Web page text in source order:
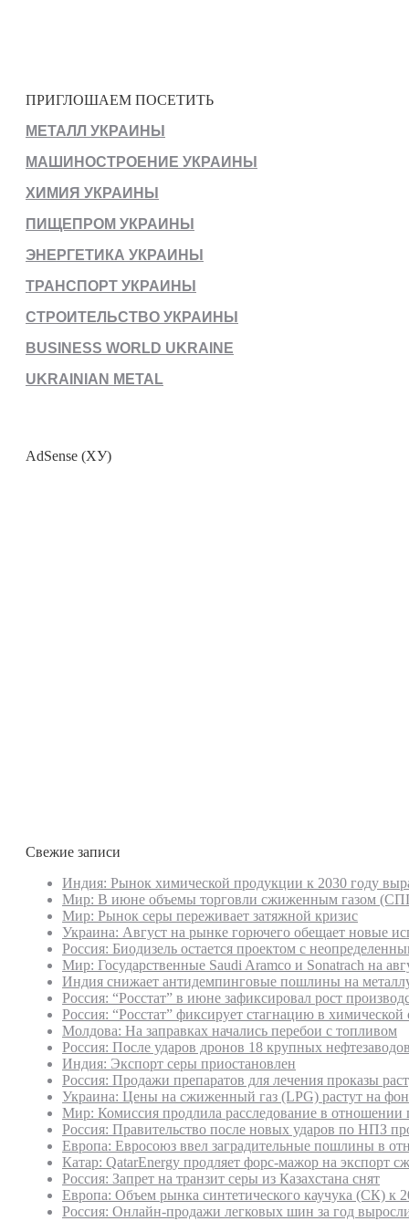
ПРИГЛОШАЕМ ПОСЕТИТЬ
МЕТАЛЛ УКРАИНЫ
МАШИНОСТРОЕНИЕ УКРАИНЫ
ХИМИЯ УКРАИНЫ
ПИЩЕПРОМ УКРАИНЫ
ЭНЕРГЕТИКА УКРАИНЫ
ТРАНСПОРТ УКРАИНЫ
СТРОИТЕЛЬСТВО УКРАИНЫ
BUSINESS WORLD UKRAINE
UKRAINIAN METAL
AdSense (ХУ)
Свежие записи
Индия: Рынок химической продукции к 2030 году
Мир: В июне объемы торговли сжиженным газом
Мир: Рынок серы переживает затяжной кризис
Украина: Август на рынке горючего обещает новые
Россия: Биодизель остается проектом с
Мир: Государственные Saudi Aramco и Sonatrach на
Индия снижает антидемпинговые пошлины на
Россия: “Росстат” в июне зафиксировал рост
Россия: “Росстат” фиксирует стагнацию в химической
Молдова: На заправках начались перебои с топливом
Россия: После ударов дронов 18 крупных
Индия: Экспорт серы приостановлен
Россия: Продажи препаратов для лечения проказы
Украина: Цены на сжиженный газ (LPG) растут на
Мир: Комиссия продлила расследование в
Россия: Правительство после новых ударов по НПЗ
Европа: Евросоюз ввел заградительные пошлины в
Катар: QatarEnergy продляет форс-мажор на экспорт
Россия: Запрет на транзит серы из Казахстана снят
Европа: Объем рынка синтетического каучука (СК) к
Россия: Онлайн-продажи легковых шин за год